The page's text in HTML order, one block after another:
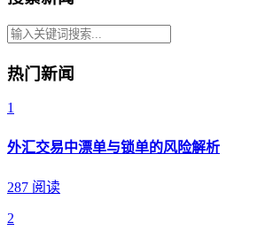
热门新闻
1
外汇交易中漂单与锁单的风险解析
287 阅读
2